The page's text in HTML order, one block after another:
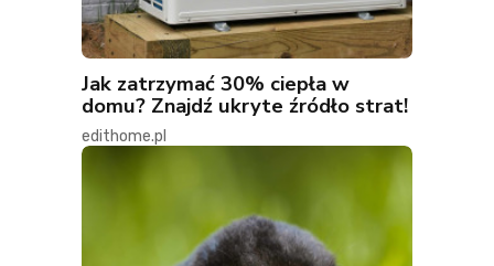
Jak zatrzymać 30% ciepła w
domu? Znajdź ukryte źródło strat!
edithome.pl